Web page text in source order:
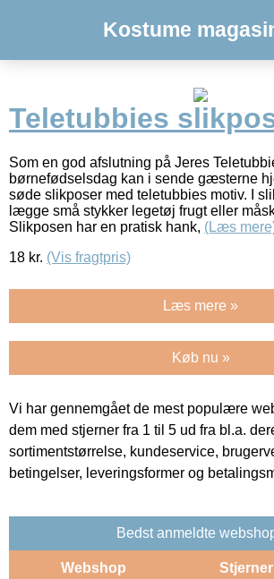
Kostume
Teletubbies
Som en god afslutning på Jeres
børnefødselsdag kan i sende gæsterne
søde slikposer med teletubbies motiv. I
lægge små stykker legetøj frugt eller
Slikposen har en pratisk hank, (Læs
18 kr. (Vis fragtpris)
Læs mere »
Køb nu »
Vi har gennemgået de mest populære
dem med stjerner fra 1 til 5 ud fra bl.a.
sortimentstørrelse, kundeservice,
betingelser, leveringsformer og
Bedst anmeldte
Webshop Stjerner